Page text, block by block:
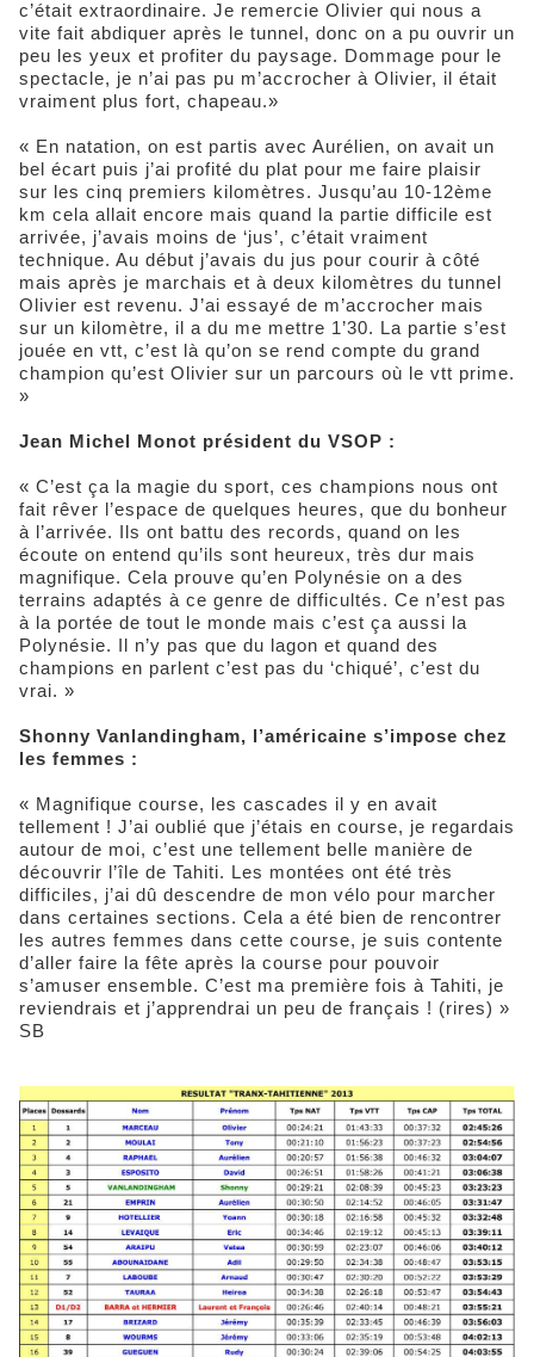
c’était extraordinaire. Je remercie Olivier qui nous a
vite fait abdiquer après le tunnel, donc on a pu ouvrir un
peu les yeux et profiter du paysage. Dommage pour le
spectacle, je n’ai pas pu m’accrocher à Olivier, il était
vraiment plus fort, chapeau.»
« En natation, on est partis avec Aurélien, on avait un
bel écart puis j’ai profité du plat pour me faire plaisir
sur les cinq premiers kilomètres. Jusqu’au 10-12ème
km cela allait encore mais quand la partie difficile est
arrivée, j’avais moins de ‘jus’, c’était vraiment
technique. Au début j’avais du jus pour courir à côté
mais après je marchais et à deux kilomètres du tunnel
Olivier est revenu. J’ai essayé de m’accrocher mais
sur un kilomètre, il a du me mettre 1’30. La partie s’est
jouée en vtt, c’est là qu’on se rend compte du grand
champion qu’est Olivier sur un parcours où le vtt prime.
»
Jean Michel Monot président du VSOP :
« C’est ça la magie du sport, ces champions nous ont
fait rêver l’espace de quelques heures, que du bonheur
à l’arrivée. Ils ont battu des records, quand on les
écoute on entend qu’ils sont heureux, très dur mais
magnifique. Cela prouve qu’en Polynésie on a des
terrains adaptés à ce genre de difficultés. Ce n’est pas
à la portée de tout le monde mais c’est ça aussi la
Polynésie. Il n’y pas que du lagon et quand des
champions en parlent c’est pas du ‘chiqué’, c’est du
vrai. »
Shonny Vanlandingham, l’américaine s’impose chez
les femmes :
« Magnifique course, les cascades il y en avait
tellement ! J’ai oublié que j’étais en course, je regardais
autour de moi, c’est une tellement belle manière de
découvrir l’île de Tahiti. Les montées ont été très
difficiles, j’ai dû descendre de mon vélo pour marcher
dans certaines sections. Cela a été bien de rencontrer
les autres femmes dans cette course, je suis contente
d’aller faire la fête après la course pour pouvoir
s’amuser ensemble. C’est ma première fois à Tahiti, je
reviendrais et j’apprendrai un peu de français ! (rires) »
SB